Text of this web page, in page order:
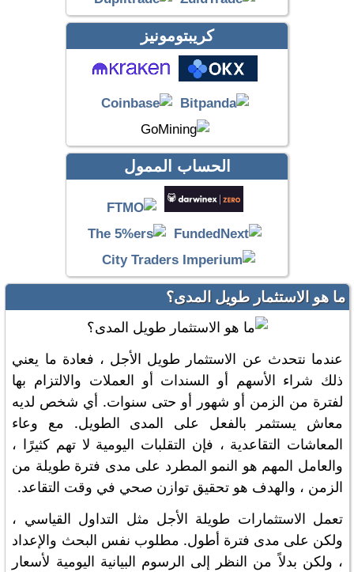
كريبتومونيز
الحساب الممول
ما هو الاستثمار طويل المدى؟
عندما نتحدث عن الاستثمار طويل الأجل ، فعادة ما يعني
ذلك شراء الأسهم أو السندات أو العملات والالتزام بها
لفترة من الزمن أو شهور أو حتى سنوات. أي شخص لديه
معاش يستثمر بالفعل على المدى الطويل. مع وعاء
المعاشات التقاعدية ، فإن التقلبات اليومية لا تهم كثيرًا ،
والعامل المهم هو النمو المطرد على مدى فترة طويلة من
الزمن ، والهدف هو تحقيق توازن صحي في وقت التقاعد.
تعمل الاستثمارات طويلة الأجل مثل التداول القياسي ،
ولكن على مدى فترة أطول. مطلوب نفس البحث والإعداد
، ولكن بدلاً من النظر إلى الرسوم البيانية اليومية لأسعار